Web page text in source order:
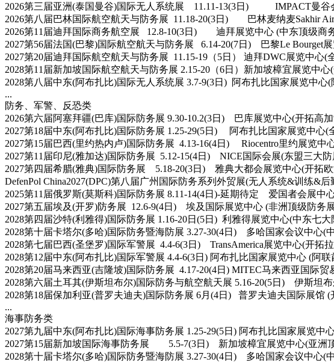
2026第三届亚洲(泰国曼谷)国际无人系统展 11.11-13(3日) IMPACT曼谷
2026第八届巴林国际航空航天与防务展 11.18-20(3日) 巴林麦纳麦Sakhir
2026第11届迪拜国际商务航空展 12.8-10(3日) 迪拜展览中心 (中东顶级商
2027第56届法国(巴黎)国际航空航天与防务展 6.14-20(7日) 巴黎Le Bourget
2027第20届迪拜国际航空航天与防务展 11.15-19（5日） 迪拜DWC展览中心
2028第11届新加坡国际航空航天与防务展 2.15-20（6日）新加坡樟宜展览中
2028第八届中东(阿布扎比)国际无人系统展 3.7-9(3日) 阿布扎比国家展览中
...
防务、军警、反恐类
2026第六届阿塞拜疆(巴库)国际防务展 9.30-10.2(3日) 巴库展览中心(开拓高
2027第18届中东(阿布扎比)国际防务展 1.25-29(5日) 阿布扎比国家展览中心(
2027第15届巴西(里约热内卢)国际防务展 4.13-16(4日) Riocentro里约展览中
2027第11届印尼(雅加达)国际防务展 5.12-15(4日) NICE国际会展(东盟三大
2027第四届希腊(雅典)国际防务展 5.18-20(3日) 雅典大都会展览中心(开拓
DefenPol China2027(DPC)第八届广州国际防务系列外贸展(无人系统&训练
2025第11届俄罗斯(莫斯科)国际防务展 8.11-14(4日)-延期待定 爱国者会展中
2027第五届埃及(开罗)防务展 12.6-9(4日) 埃及国际展览中心 (非洲顶级防务
2028第四届沙特(利雅得)国际防务展 1.16-20日(5日) 利雅得展览中心(中东七
2028第十届卡塔尔(多哈)国际防务暨海防展 3.27-30(4日) 多哈国家会议中心(
2028第七届巴西(圣堡罗)国际军警展 4.4-6(3日) TransAmerica展览中心(开拓
2028第12届中东(阿布扎比)国际军警展 4.4-6(3日) 阿布扎比国家展览中心 (阿
2028第20届马来西亚(吉隆坡)国际防务展 4.17-20(4日) MITEC马来西亚国际
2028第六届土耳其(伊斯坦布尔)国际防务与航空航天展 5.16-20(5日) 伊斯坦
2028第18届保加利亚(普罗夫迪夫)国际防务展 6月(4日) 普罗夫迪夫国际展馆
...
海事防务类
2027第九届中东(阿布扎比)国际海事防务展 1.25-29(5日) 阿布扎比国家展览中
2027第15届新加坡国际海事防务展 5.5-7(3日) 新加坡樟宜展览中心(亚洲
2028第十届卡塔尔(多哈)国际防务暨海防展 3.27-30(4日) 多哈国家会议中心(